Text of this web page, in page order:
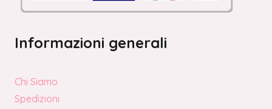
Informazioni generali
Chi Siamo
Spedizioni